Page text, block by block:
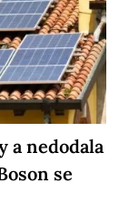
a nedodala
se